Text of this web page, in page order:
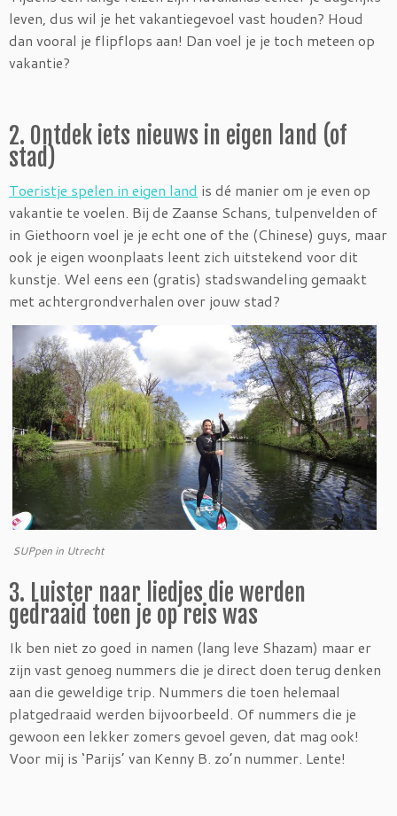
leven, dus wil je het vakantiegevoel vast houden? Houd
dan vooral je flipflops aan! Dan voel je je toch meteen op
vakantie?
2. Ontdek iets nieuws in eigen land (of
stad)
Toeristje spelen in eigen land is dé manier om je even op
vakantie te voelen. Bij de Zaanse Schans, tulpenvelden of
in Giethoorn voel je je echt one of the (Chinese) guys, maar
ook je eigen woonplaats leent zich uitstekend voor dit
kunstje. Wel eens een (gratis) stadswandeling gemaakt
met achtergrondverhalen over jouw stad?
SUPpen in Utrecht
3. Luister naar liedjes die werden
gedraaid toen je op reis was
Ik ben niet zo goed in namen (lang leve Shazam) maar er
zijn vast genoeg nummers die je direct doen terug denken
aan die geweldige trip. Nummers die toen helemaal
platgedraaid werden bijvoorbeeld. Of nummers die je
gewoon een lekker zomers gevoel geven, dat mag ook!
Voor mij is ‘Parijs’ van Kenny B. zo’n nummer. Lente!